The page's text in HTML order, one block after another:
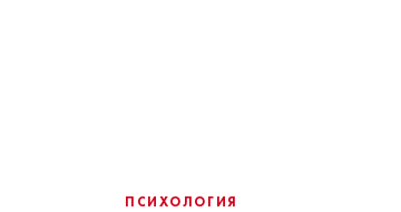
ПСИХОЛОГИЯ